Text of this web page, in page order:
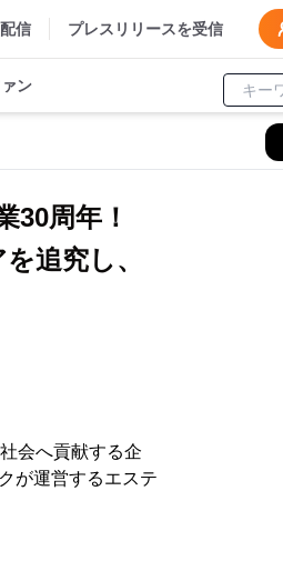
信 プレスリリースを受信
ン
30周年！
追究し、
会へ貢献する企
が運営するエステ